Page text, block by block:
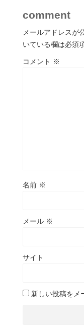
comment
メールアドレスが
いている欄は必須
コメント ※
名前 ※
メール ※
サイト
新しい投稿をメ